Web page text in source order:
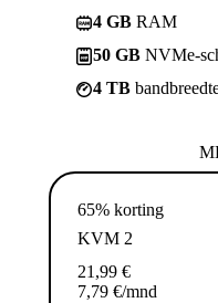
4 GB RAM
50 GB NVMe-
4 TB
65% korting
KVM 2
21,99 €
7,79 €/mnd